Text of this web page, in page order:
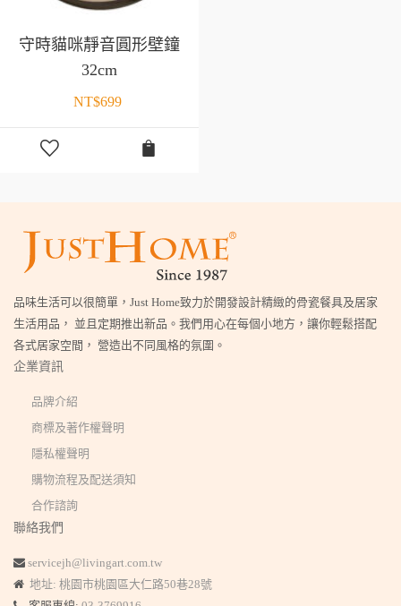
守時貓咪靜音圓形壁鐘
32cm
NT$699
品味生活可以很簡單，Just Home致力於開發設計精緻的骨瓷餐具及居家
生活用品， 並且定期推出新品。我們用心在每個小地方，讓你輕鬆搭配
各式居家空間， 營造出不同風格的氛圍。
企業資訊
品牌介紹
商標及著作權聲明
隱私權聲明
購物流程及配送須知
合作諮詢
聯絡我們
servicejh@livingart.com.tw
地址: 桃園市桃園區大仁路50巷28號